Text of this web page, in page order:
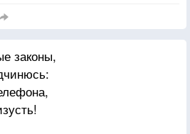
перевеситься -
кому-то хмельной: -
законы,